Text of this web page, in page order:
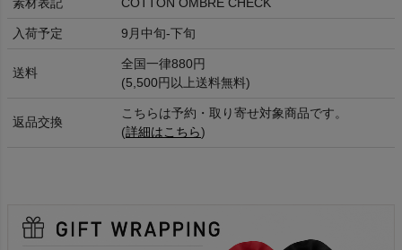
入荷予定 9月中旬-下旬
送料
全国一律880円
(5,500円以上送料無料)
返品交換
こちらは予約・取り寄せ対象商品です。
(詳細はこちら)